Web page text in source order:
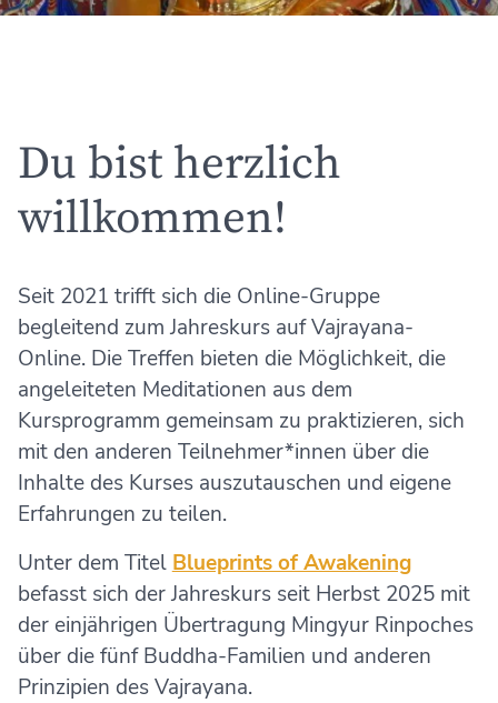
Du bist herzlich
willkommen!
Seit 2021 trifft sich die Online-Gruppe
begleitend zum Jahreskurs auf Vajrayana-
Online. Die Treffen bieten die Möglichkeit, die
angeleiteten Meditationen aus dem
Kursprogramm gemeinsam zu praktizieren, sich
mit den anderen Teilnehmer*innen über die
Inhalte des Kurses auszutauschen und eigene
Erfahrungen zu teilen.
Unter dem Titel Blueprints of Awakening
befasst sich der Jahreskurs seit Herbst 2025 mit
der einjährigen Übertragung Mingyur Rinpoches
über die fünf Buddha-Familien und anderen
Prinzipien des Vajrayana.